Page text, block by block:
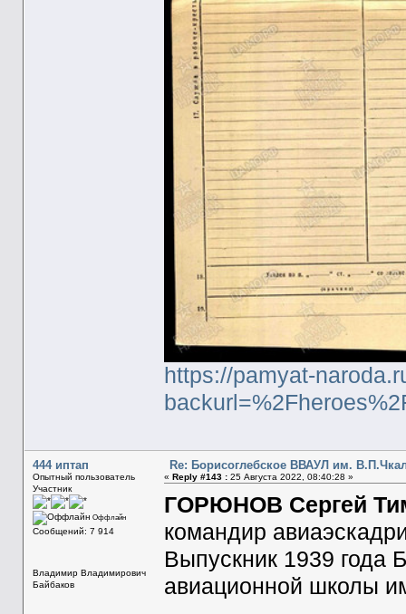
https://pamyat-
444 иптап
Опытный пользователь
Участник
Оффлайн
Сообщений: 7 914
Владимир Владимирович
Байбаков
Re: Борисоглебское ВВАУЛ им.
« Reply #143 :25 Августа 2022, 08:40:28 »
ГОРЮНОВ Сергей
командир
Выпускник 1939 года
авиационной школы